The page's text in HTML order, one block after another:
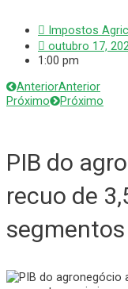
Impostos
outubro 17,
1:00 pm
AnteriorAnterior
Próximo
Próximo
PIB do
recuo de